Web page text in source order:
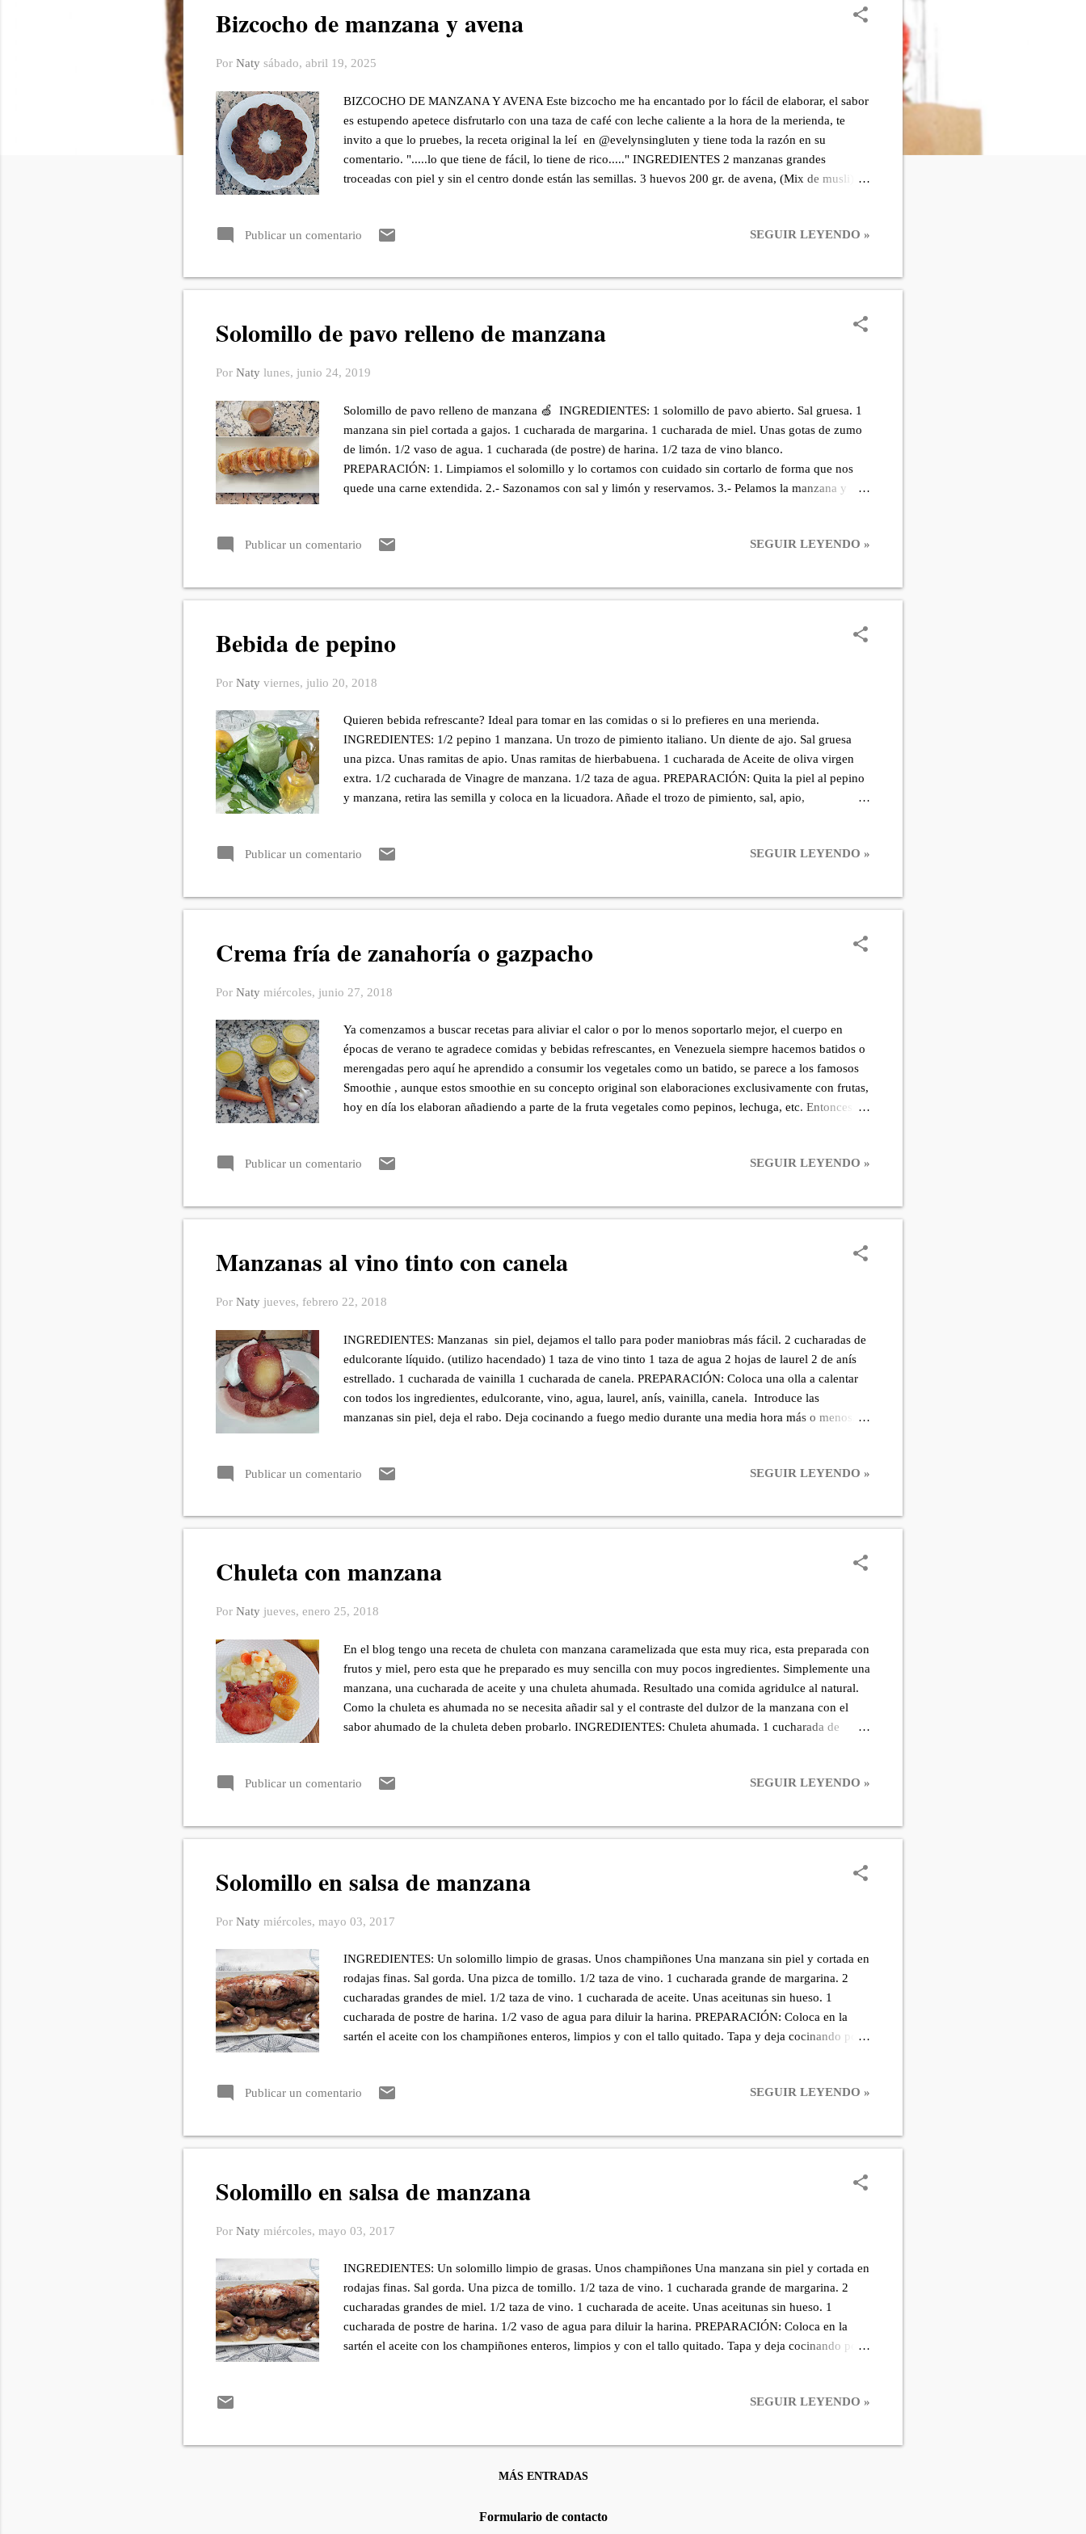
Bizcocho de manzana y avena
Por Naty sábado, abril 19, 2025
BIZCOCHO DE MANZANA Y AVENA Este bizcocho me ha encantado por lo fácil de elaborar, el sabor
es estupendo apetece disfrutarlo con una taza de café con leche caliente a la hora de la merienda, te
invito a que lo pruebes, la receta original la leí en @evelynsingluten y tiene toda la razón en su
comentario. ".....lo que tiene de fácil, lo tiene de rico....." INGREDIENTES 2 manzanas grandes
troceadas con piel y sin el centro donde están las semillas. 3 huevos 200 gr. de avena, (Mix de musli) 50
(tamaño de café) de clavo en polvo. (Opcional, no está en la receta original). PREPARACIÓN: Peso los
donde están las semillas, vierto en la licuadora. Coloco todos los ingredientes restan...
Publicar un comentario SEGUIR LEYENDO »
Solomillo de pavo relleno de manzana
Por Naty lunes, junio 24, 2019
Solomillo de pavo relleno de manzana 🍏 INGREDIENTES: 1 solomillo de pavo abierto. Sal gruesa. 1
manzana sin piel cortada a gajos. 1 cucharada de margarina. 1 cucharada de miel. Unas gotas de zumo
de limón. 1/2 vaso de agua. 1 cucharada (de postre) de harina. 1/2 taza de vino blanco.
PREPARACIÓN: 1. Limpiamos el solomillo y lo cortamos con cuidado sin cortarlo de forma que nos
quede una carne extendida. 2.- Sazonamos con sal y limón y reservamos. 3.- Pelamos la manzana y
la carne de pavo. ( Un gajo al lado de otro). 6.- Enrollamos la carne tratando de formar un rulo y
para que quede firme para poder cocinar. 8.- En la misma sartén donde se cocinaron los gajos de
manzana colocam...
Publicar un comentario SEGUIR LEYENDO »
Bebida de pepino
Por Naty viernes, julio 20, 2018
Quieren bebida refrescante? Ideal para tomar en las comidas o si lo prefieres en una merienda.
INGREDIENTES: 1/2 pepino 1 manzana. Un trozo de pimiento italiano. Un diente de ajo. Sal gruesa
una pizca. Unas ramitas de apio. Unas ramitas de hierbabuena. 1 cucharada de Aceite de oliva virgen
extra. 1/2 cucharada de Vinagre de manzana. 1/2 taza de agua. PREPARACIÓN: Quita la piel al pepino
y manzana, retira las semilla y coloca en la licuadora. Añade el trozo de pimiento, sal, apio,
agua poco a poco. #aymajames #bebidas #comidasana #refrescante #verano #pepino #manzana #aove
Publicar un comentario SEGUIR LEYENDO »
Crema fría de zanahoría o gazpacho
Por Naty miércoles, junio 27, 2018
Ya comenzamos a buscar recetas para aliviar el calor o por lo menos soportarlo mejor, el cuerpo en
épocas de verano te agradece comidas y bebidas refrescantes, en Venezuela siempre hacemos batidos o
merengadas pero aquí he aprendido a consumir los vegetales como un batido, se parece a los famosos
Smoothie , aunque estos smoothie en su concepto original son elaboraciones exclusivamente con frutas,
hoy en día los elaboran añadiendo a parte de la fruta vegetales como pepinos, lechuga, etc. Entonces
tomates , pepinos , pimientos , cebollas y ajo ...…..*1 Así que este es un gazpacho de zanahoria.
piel. Una pizca de sal gruesa. 2 cucharadas de vinagre. 2 cucharadas de aove. PREPARACIÓN:...
Publicar un comentario SEGUIR LEYENDO »
Manzanas al vino tinto con canela
Por Naty jueves, febrero 22, 2018
INGREDIENTES: Manzanas sin piel, dejamos el tallo para poder maniobras más fácil. 2 cucharadas de
edulcorante líquido. (utilizo hacendado) 1 taza de vino tinto 1 taza de agua 2 hojas de laurel 2 de anís
estrellado. 1 cucharada de vainilla 1 cucharada de canela. PREPARACIÓN: Coloca una olla a calentar
con todos los ingredientes, edulcorante, vino, agua, laurel, anís, vainilla, canela. Introduce las
manzanas sin piel, deja el rabo. Deja cocinando a fuego medio durante una media hora más o menos, o
contraria que tienen, guarda otra vez en la nevera, de esta manera se integra por todas partes del líquido.
líquido. ...
Publicar un comentario SEGUIR LEYENDO »
Chuleta con manzana
Por Naty jueves, enero 25, 2018
En el blog tengo una receta de chuleta con manzana caramelizada que esta muy rica, esta preparada con
frutos y miel, pero esta que he preparado es muy sencilla con muy pocos ingredientes. Simplemente una
manzana, una cucharada de aceite y una chuleta ahumada. Resultado una comida agridulce al natural.
Como la chuleta es ahumada no se necesita añadir sal y el contraste del dulzor de la manzana con el
sabor ahumado de la chuleta deben probarlo. INGREDIENTES: Chuleta ahumada. 1 cucharada de
fuego medio bajo. Añade la chuleta y sigue cocinando con la manzana tapado y a fuego medio bajo.
Publicar un comentario SEGUIR LEYENDO »
Solomillo en salsa de manzana
Por Naty miércoles, mayo 03, 2017
INGREDIENTES: Un solomillo limpio de grasas. Unos champiñones Una manzana sin piel y cortada en
rodajas finas. Sal gorda. Una pizca de tomillo. 1/2 taza de vino. 1 cucharada grande de margarina. 2
cucharadas grandes de miel. 1/2 taza de vino. 1 cucharada de aceite. Unas aceitunas sin hueso. 1
cucharada de postre de harina. 1/2 vaso de agua para diluir la harina. PREPARACIÓN: Coloca en la
sartén el aceite con los champiñones enteros, limpios y con el tallo quitado. Tapa y deja cocinando por
champiñones y las aceitunas. Trata de cerrar la carne sin que su contenido se salga, con la ayuda de un
lados. Añade el vino deja evaporar el licor. Añade los champiñones y tronquitos sobrantes corta...
Publicar un comentario SEGUIR LEYENDO »
Solomillo en salsa de manzana
Por Naty miércoles, mayo 03, 2017
INGREDIENTES: Un solomillo limpio de grasas. Unos champiñones Una manzana sin piel y cortada en
rodajas finas. Sal gorda. Una pizca de tomillo. 1/2 taza de vino. 1 cucharada grande de margarina. 2
cucharadas grandes de miel. 1/2 taza de vino. 1 cucharada de aceite. Unas aceitunas sin hueso. 1
cucharada de postre de harina. 1/2 vaso de agua para diluir la harina. PREPARACIÓN: Coloca en la
sartén el aceite con los champiñones enteros, limpios y con el tallo quitado. Tapa y deja cocinando por
champiñones y las aceitunas. Trata de cerrar la carne sin que su contenido se salga, con la ayuda de un
lados. Añade el vino deja evaporar...
SEGUIR LEYENDO »
MÁS ENTRADAS
Formulario de contacto